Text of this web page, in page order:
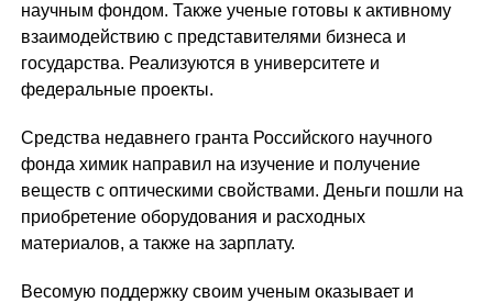
научным фондом. Также ученые готовы к активному
взаимодействию с представителями бизнеса и
государства. Реализуются в университете и
федеральные проекты.
Средства недавнего гранта Российского научного
фонда химик направил на изучение и получение
веществ с оптическими свойствами. Деньги пошли на
приобретение оборудования и расходных
материалов, а также на зарплату.
Весомую поддержку своим ученым оказывает и